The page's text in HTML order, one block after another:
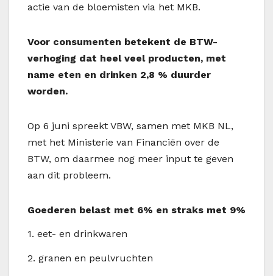
actie van de bloemisten via het MKB.
Voor consumenten betekent de BTW-
verhoging dat heel veel producten, met
name eten en drinken 2,8 % duurder
worden.
Op 6 juni spreekt VBW, samen met MKB NL,
met het Ministerie van Financiën over de
BTW, om daarmee nog meer input te geven
aan dit probleem.
Goederen belast met 6% en straks met 9%
1. eet- en drinkwaren
2. granen en peulvruchten